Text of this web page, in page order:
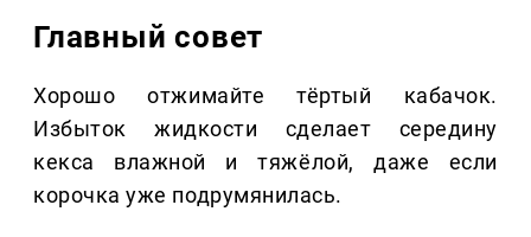
Главный совет
Хорошо отжимайте тёртый кабачок.
Избыток жидкости сделает середину
кекса влажной и тяжёлой, даже если
корочка уже подрумянилась.